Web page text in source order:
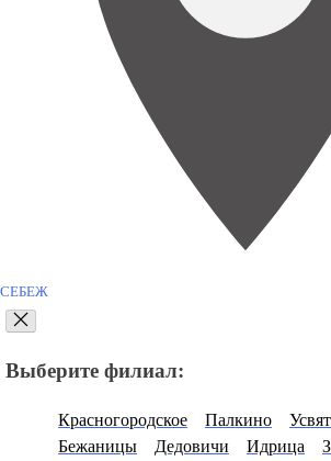
СЕБЕЖ
Выберите филиал:
Красногородское Палкино
Бежаницы
Дедовичи Идрица